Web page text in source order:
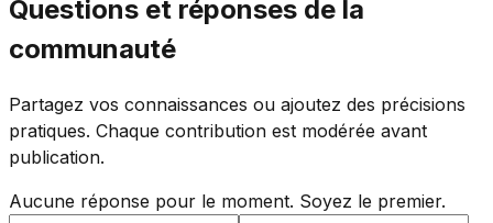
Questions et réponses de la
communauté
Partagez vos connaissances ou ajoutez des précisions
pratiques. Chaque contribution est modérée avant
publication.
Aucune réponse pour le moment. Soyez le premier.